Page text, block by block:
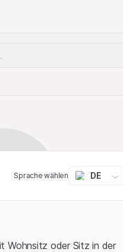
Sprache wählen DE
Wohnsitz oder Sitz in der